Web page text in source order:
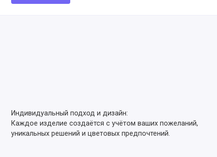
Индивидуальный подход и дизайн:
Каждое изделие создаётся с учётом ваших пожеланий,
уникальных решений и цветовых предпочтений.